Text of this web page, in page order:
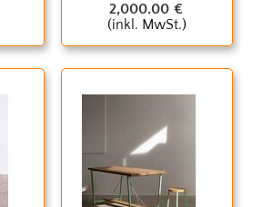
2,000.00 €
(inkl. MwSt.)